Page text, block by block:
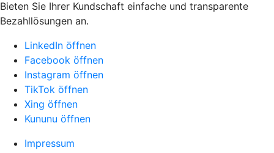
Bieten Sie Ihrer Kundschaft einfache und transparente
Bezahllösungen an.
LinkedIn öffnen
Facebook öffnen
Instagram öffnen
TikTok öffnen
Xing öffnen
Kununu öffnen
Impressum